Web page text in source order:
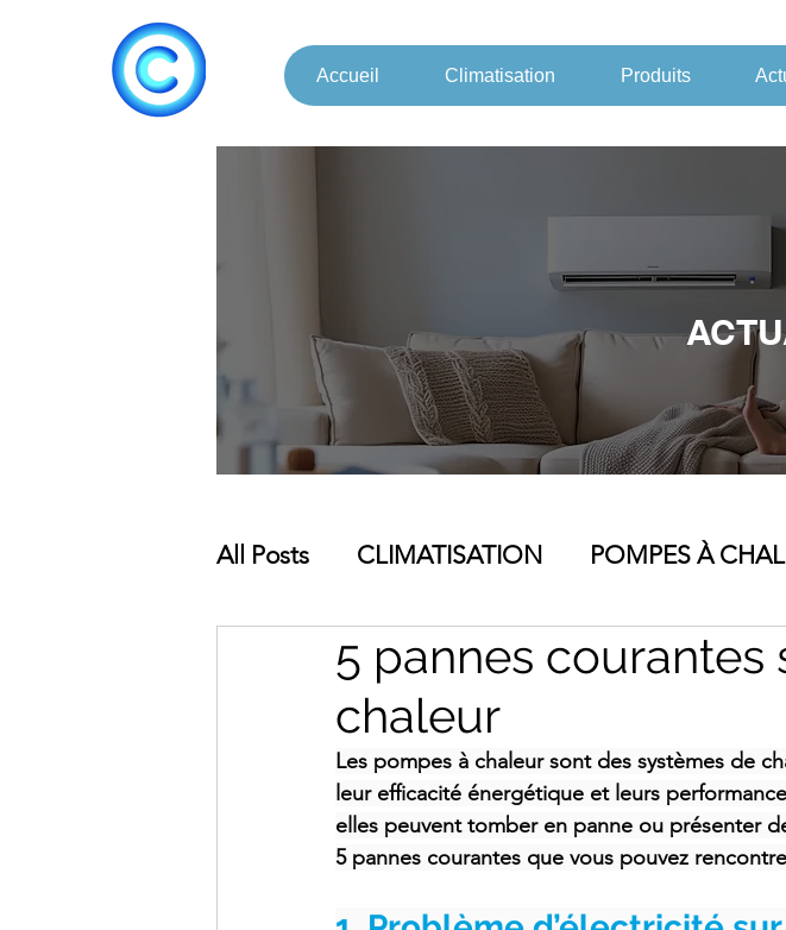
Accueil Climatisation Produits
All Posts CLIMATISATION POMPES À
ÉCONOMIES D'ÉNERGIE CONSEILS EN
5 pannes courantes
chaleur
Les pompes à chaleur sont des systèmes de
leur efficacité énergétique et leurs
elles peuvent tomber en panne ou présenter
5 pannes courantes que vous pouvez